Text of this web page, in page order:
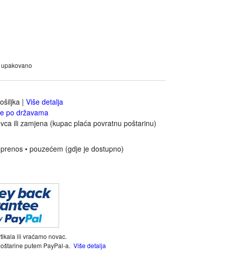
| Više detalja
po državama
ili zamjena (kupac plaća povratnu poštarinu)
• pouzećem (gdje je dostupno)
ili vraćamo novac.
putem PayPal-a. Više detalja